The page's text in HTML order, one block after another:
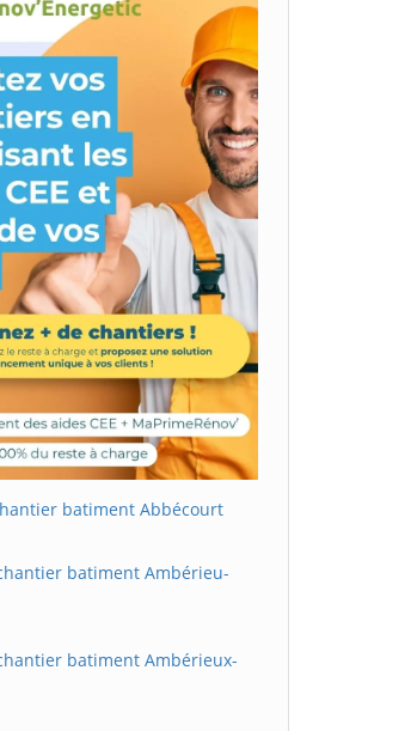
batiment Abbécourt
batiment Ambérieu-
batiment Ambérieux-